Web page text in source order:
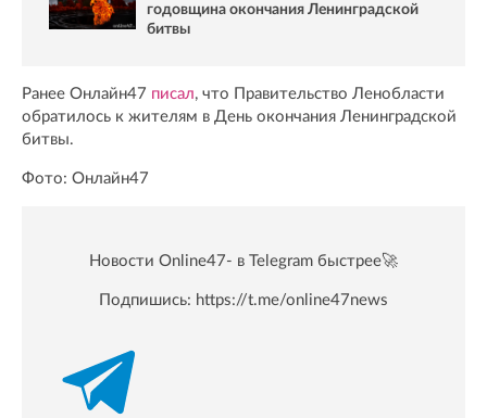
годовщина окончания Ленинградской
битвы
Ранее Онлайн47 писал, что Правительство Ленобласти
обратилось к жителям в День окончания Ленинградской
битвы.
Фото: Онлайн47
Новости Online47- в Telegram быстрее🚀
Подпишись: https://t.me/online47news